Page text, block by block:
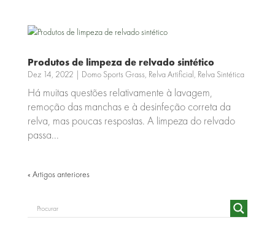
Produtos de limpeza de relvado sintético
Dez 14, 2022 | Domo Sports Grass, Relva Artificial Relva Sintética
Há muitas questões relativamente à lavagem,
remoção das manchas e à desinfeção correta da
relva, mas poucas respostas. A limpeza do relvado
passa...
« Older Entries